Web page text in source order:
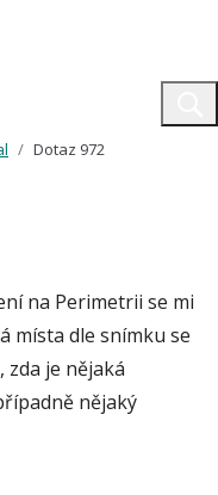
Dotaz 972
na Perimetrii se mi
místa dle snímku se
je nějaká
nějaký